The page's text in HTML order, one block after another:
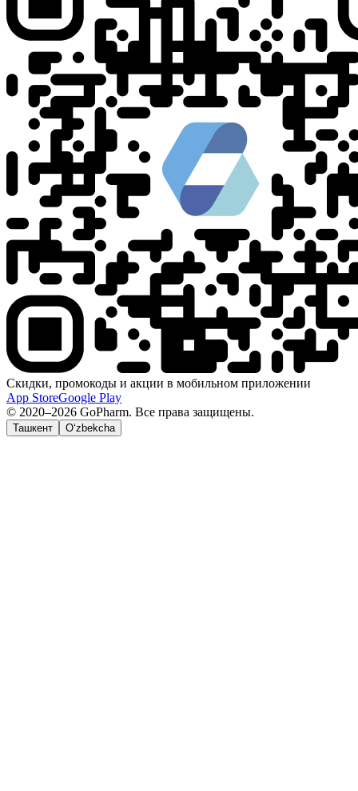
Скидки, промокоды и акции в мобильном приложении
App StoreGoogle Play
© 2020–2026 GoPharm. Все права защищены.
Ташкент O‘zbekcha